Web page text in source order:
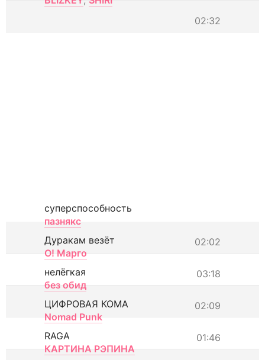
02:32
суперспособность
пазнякс
02:02
Дуракам везёт
О! Марго
03:18
нелёгкая
без обид
02:09
ЦИФРОВАЯ КОМА
Nomad Punk
01:46
RAGA
КАРТИНА РЭПИНА